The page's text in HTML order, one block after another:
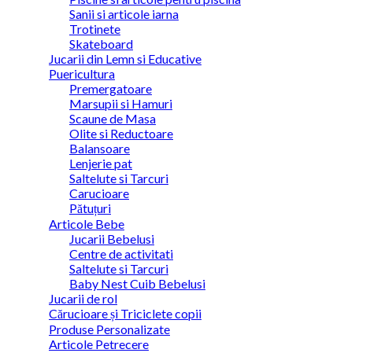
Sanii si articole iarna
Trotinete
Skateboard
Jucarii din Lemn si Educative
Puericultura
Premergatoare
Marsupii si Hamuri
Scaune de Masa
Olite si Reductoare
Balansoare
Lenjerie pat
Saltelute si Tarcuri
Carucioare
Pătuțuri
Articole Bebe
Jucarii Bebelusi
Centre de activitati
Saltelute si Tarcuri
Baby Nest Cuib Bebelusi
Jucarii de rol
Cărucioare și Triciclete copii
Produse Personalizate
Articole Petrecere